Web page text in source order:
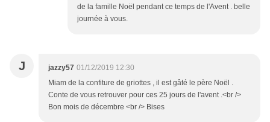
de la famille Noël pendant ce temps de l'Avent . belle
journée à vous.
J jazzy57 01/12/2019 12:30
Miam de la confiture de griottes , il est gâté le père Noël .
Conte de vous retrouver pour ces 25 jours de l'avent .<br />
Bon mois de décembre <br /> Bises